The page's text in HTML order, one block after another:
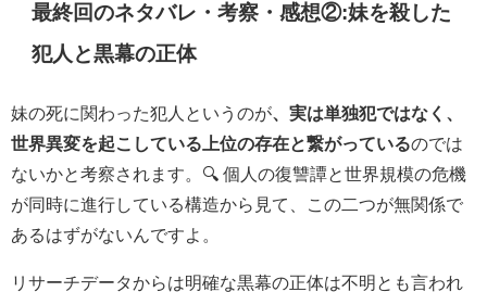
最終回のネタバレ・考察・感想②:妹を殺した
犯人と黒幕の正体
妹の死に関わった犯人というのが、実は単独犯ではなく、
世界異変を起こしている上位の存在と繋がっているのでは
ないかと考察されます。🔍 個人の復讐譚と世界規模の危機
が同時に進行している構造から見て、この二つが無関係で
あるはずがないんですよ。
リサーチデータからは明確な黒幕の正体は不明とも言われ